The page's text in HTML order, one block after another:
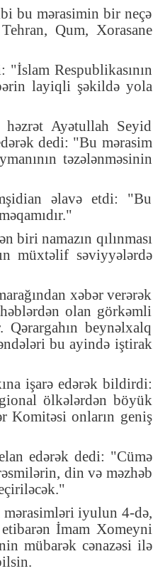
bu mərasimin bir neçə
Qum, Xorasane
Respublikasının
layiqli şəkildə yola
Ayətullah Seyid
dedi: "Bu mərasim
təzələnməsinin
əlavə etdi: "Bu
biri namazın qılınması
müxtəlif səviyyələrdə
xəbər verərək
olan görkəmli
beynəlxalq
bu ayində iştirak
işarə edərək bildirdi:
ölkələrdən böyük
Komitəsi onların geniş
edərək dedi: "Cümə
din və məzhəb
iyulun 4-də,
İmam Xomeyni
mübarək cənazəsi ilə